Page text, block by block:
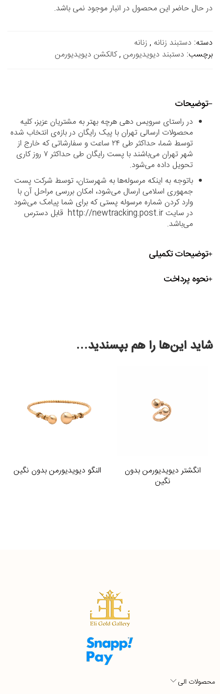
در حال حاضر این محصول در انبار موجود نمی باشد.
دسته: دستبند زنانه , زنانه
برچسب: دستبند دیویدیورمن ,کالکشن دیویدیورمن
توضیحات
در راستای سرویس دهی هرچه بهتر به مشتریان عزیز، کلیه
محصولات ارسالی تهران با پیک رایگان در بازه‌ی انتخاب شده
توسط شما، حداکثر طی ۲۴ ساعت و سفارشاتی که خارج از
شهر تهران می‌باشند با پست رایگان طی حداکثر ۷ روز کاری
تحویل داده می‌شود.
باتوجه به اینکه مرسوله‌ها به شهرستان، توسط شرکت پست
جمهوری اسلامی ارسال می‌شود، امکان بررسی مراحل آن با
وارد کردن شماره مرسوله پستی که برای شما پیامک می‌شود
در سایت http://newtracking.post.ir قابل دسترس
می‌باشد.
توضیحات تکمیلی
نحوه پرداخت
شاید این‌ها را هم بپسندید…
انگشتر دیویدیورمن بدون
نگین
النگو دیویدیورمن بدون نگین
محصولات الی